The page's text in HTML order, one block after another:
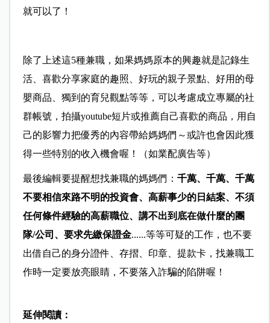
就可以了！
除了上述這5種兼職，如果媽媽原本的興趣就是記錄生
活、喜歡分享家庭的趣照、好玩的親子景點、好用的母
嬰商品、獨到的育兒觀點等等，可以考慮成立專屬的社
群帳號，拍攝youtube短片或推薦自己喜歡的商品，用自
己的影響力把優秀的內容帶給媽媽們～或許也會因此獲
得一些特別的收入機會喔！（如業配廣告等）
最後編輯要提醒想找兼職的媽媽們： 千萬、千萬、千萬
不要相信來路不明的投資會、高薪事少的日結案、不須
任何條件經驗的高薪職位、講不出到底在做什麼的團
隊/公司、要求先繳保證金......等等可疑的工作，也不要
出借自己的身分證件、存摺、印章、提款卡，找兼職工
作時一定要放亮眼睛，不要落入詐騙的陷阱喔！
延伸閱讀：